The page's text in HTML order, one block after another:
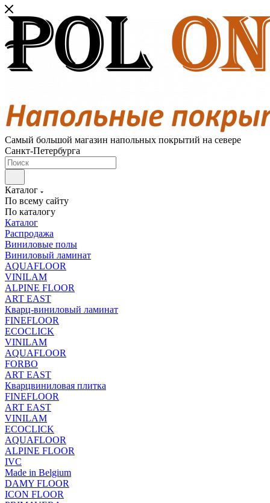
Самый большой магазин напольных покрытий на севере
Санкт-Петербурга
Каталог
По всему сайту
По каталогу
Каталог
Распродажа
Виниловые полы
Виниловый ламинат
AQUAFLOOR
VINILAM
ALPINE FLOOR
ART EAST
Кварц-виниловый ламинат
FINEFLOOR
ECOCLICK
VINILAM
AQUAFLOOR
FORBO
ART EAST
Кварцвиниловая плитка
FINEFLOOR
ART EAST
VINILAM
ECOCLICK
AQUAFLOOR
ALPINE FLOOR
IVC
Made in Belgium
DAMY FLOOR
ICON FLOOR